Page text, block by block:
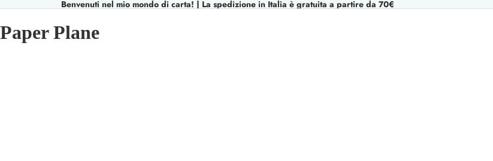
Benvenuti nel mio mondo di carta! | La spedizione in Italia è gratuita a partire da 70€
Paper Plane